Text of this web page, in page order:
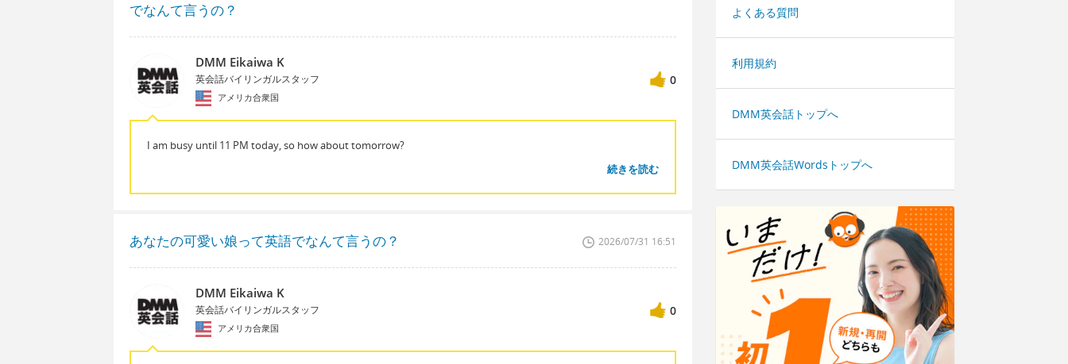
でなんて言うの？
DMM Eikaiwa K
英会話バイリンガルスタッフ
アメリカ合衆国
0
I am busy until 11 PM today, so how about tomorrow?
続きを読む
あなたの可愛い娘って英語でなんて言うの？ 2026/07/31 16:51
DMM Eikaiwa K
英会話バイリンガルスタッフ
アメリカ合衆国
0
よくある質問
利用規約
DMM英会話トップへ
DMM英会話Wordsトップへ